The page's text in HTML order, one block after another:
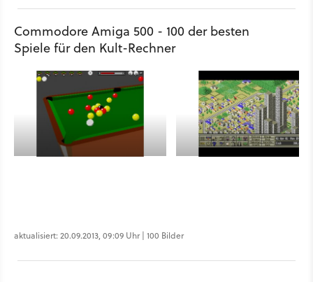
Commodore Amiga 500 - 100 der besten
Spiele für den Kult-Rechner
aktualisiert: 20.09.2013, 09:09 Uhr | 100 Bilder